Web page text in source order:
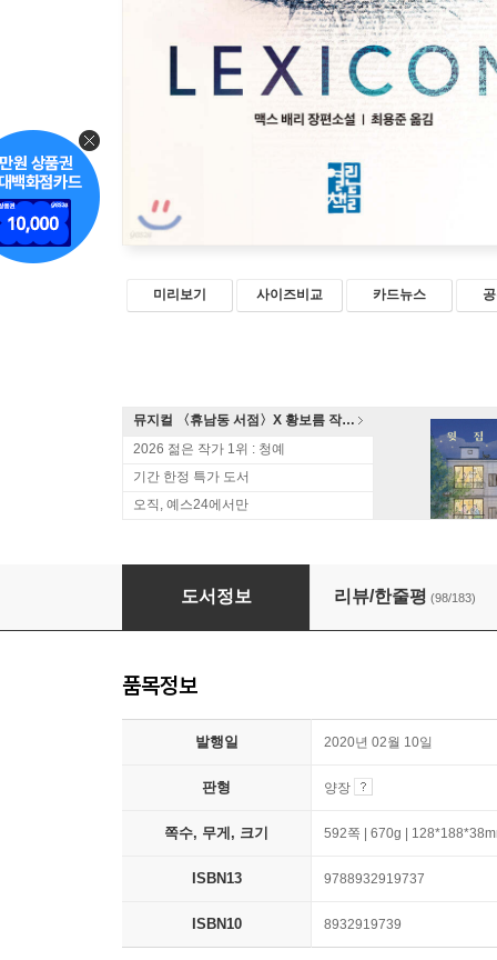
미리보기 사이즈비교 카드뉴스
뮤지컬 〈휴남동 서점〉X 황보름 작가 북토크
2026 젊은 작가 1위 : 청예
기간 한정 특가 도서
오직, 예스24에서만
도서정보 리뷰/한줄평 (98/183)
품목정보
발행일 2020년 02월 10일
판형 양장
쪽수, 무게, 크기 592쪽 | 670g |
ISBN13 9788932919737
ISBN10 8932919739